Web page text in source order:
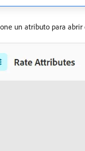
un atributo para